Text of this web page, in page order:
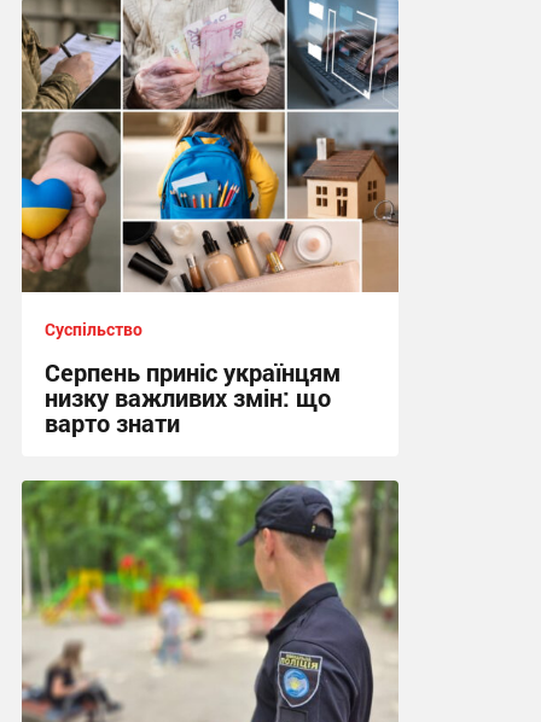
10:13, 5.08.2026
Суспільство
Серпень приніс українцям
низку важливих змін: що
варто знати
22:18, 2.08.2026